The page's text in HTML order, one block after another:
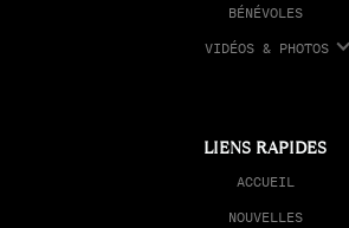
BÉNÉVOLES
VIDÉOS & PHOTOS
LIENS RAPIDES
ACCUEIL
NOUVELLES